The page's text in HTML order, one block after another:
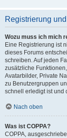
Registrierung
Wozu muss ich mich
Eine Registrierung ist
dieses Forums
schreiben. Auf jeden
zusätzliche
Avatarbilder, Private
zu Benutzergruppen
schnell erledigt ist und
Nach oben
Was ist COPPA?
COPPA,